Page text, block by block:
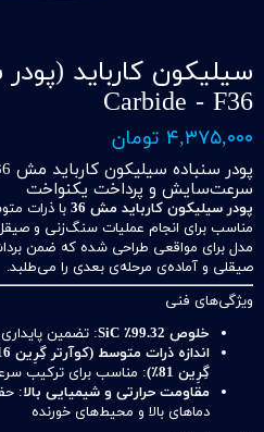
Carbide - F36
۴,۳۷۵,۰۰۰ تومان
سرعت‌سایش و پرداخت یکنواخت
پودر سیلیکون کارباید مش 36
با ذرات
مناسب برای انجام عملیات سنگ‌زنی و
مدل برای مواقعی طراحی شده که ضمن
صیقلی و آماده‌ی مرحله‌ی بعدی را می‌طلبد.
ویژگی‌های فنی
خلوص 99.32٪ SiC
: تضمین
گِرِین 81٪)
: مناسب برای ترکیب
مقاومت حرارتی و شیمیایی بالا:
دماهای بالا و محیط‌های خورنده